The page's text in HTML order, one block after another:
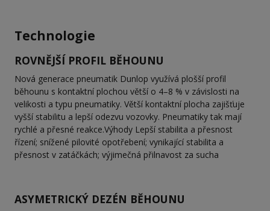
Technologie
ROVNĚJŠÍ PROFIL BĚHOUNU
Nová generace pneumatik Dunlop využívá plošší profil
běhounu s kontaktní plochou větší o 4–8 % v závislosti na
velikosti a typu pneumatiky. Větší kontaktní plocha zajišťuje
vyšší stabilitu a lepší odezvu vozovky. Pneumatiky tak mají
rychlé a přesné reakce.Výhody Lepší stabilita a přesnost
řízení; snížené pilovité opotřebení; vynikající stabilita a
přesnost v zatáčkách; výjimečná přilnavost za sucha
ASYMETRICKÝ DEZÉN BĚHOUNU